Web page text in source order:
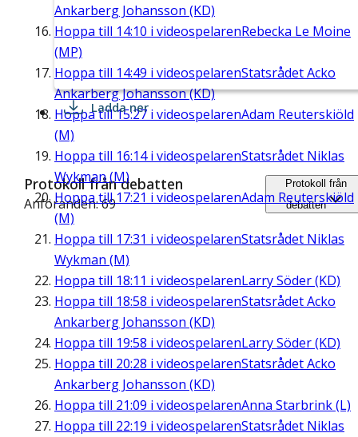
Ankarberg Johansson (KD)
Hoppa till 14:10 i videospelarenRebecka Le Moine
(MP)
Hoppa till 14:49 i videospelarenStatsrådet Acko
Ankarberg Johansson (KD)
Hoppa till15:27 i videospelarenAdam Reuterskiöld
(M)
Hoppa till 16:14i videospelarenStatsrådet Niklas
Wykman (M)
Hoppa till17:21 i videospelarenAdam Reuterskiöld
(M)
Hoppa till 17:31 i videospelarenStatsrådet Niklas
Wykman (M)
Hoppa till 18:11 i videospelarenLarry Söder (KD)
Hoppa till 18:58 i videospelarenStatsrådet Acko
Ankarberg Johansson (KD)
Hoppa till 19:58 i videospelarenLarry Söder (KD)
Hoppa till 20:28 i videospelarenStatsrådet Acko
Ankarberg Johansson (KD)
Hoppa till 21:09 i videospelarenAnna Starbrink (L)
Hoppa till 22:19 i videospelarenStatsrådet Niklas
Ladda ner
Protokoll från debatten
Anföranden: 69
Protokoll från
debatten